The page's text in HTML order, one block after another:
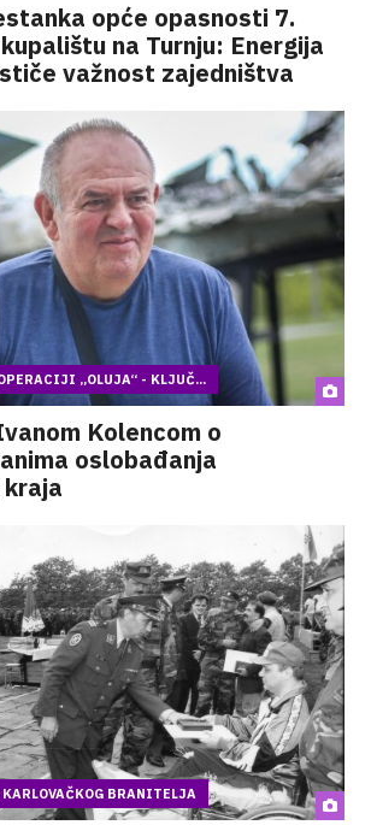
opće opasnosti 7.
na Turnju: Energija
važnost zajedništva
„OLUJA“ - KLJUČ...
Kolencom o
oslobađanja
KARLOVAČKOG BRANITELJA